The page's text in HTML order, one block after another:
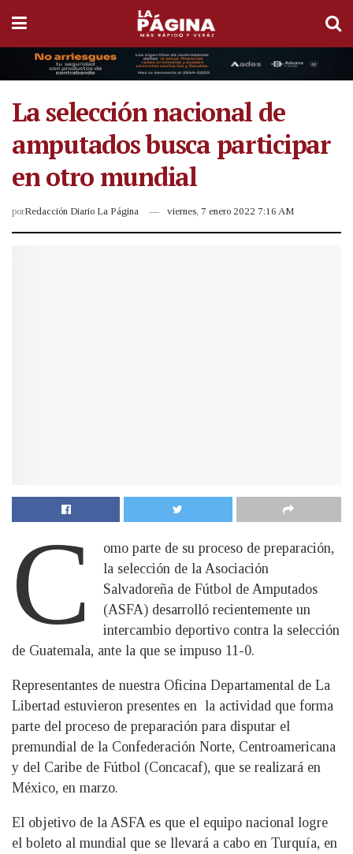
La selección nacional de
amputados busca participar
en otro mundial
porRedacción Diario La Página viernes, 7 enero 2022 7:16 AM
C
omo parte de su proceso de preparación,
la selección de la Asociación
Salvadoreña de Fútbol de Amputados
(ASFA) desarrolló recientemente un
intercambio deportivo contra la selección
de Guatemala, ante la que se impuso 11-0.
Representantes de nuestra Oficina Departamental de La
Libertad estuvieron presentes en la actividad que forma
parte del proceso de preparación para disputar el
premundial de la Confederación Norte, Centroamericana
y del Caribe de Fútbol (Concacaf), que se realizará en
México, en marzo.
El objetivo de la ASFA es que el equipo nacional logre
el boleto al mundial que se llevará a cabo en Turquía, en